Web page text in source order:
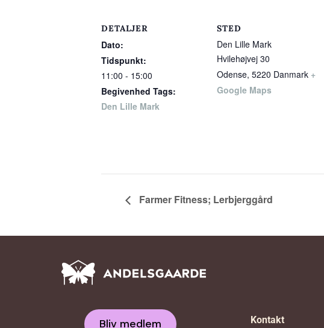
DETALJER
Dato:
Tidspunkt:
11:00 - 15:00
Begivenhed Tags:
Den Lille Mark
STED
Den Lille Mark
Hvilehøjvej 30
Odense, 5220 Danmark +
Google Maps
Farmer Fitness; Lerbjerggård
Bliv medlem
Kontakt